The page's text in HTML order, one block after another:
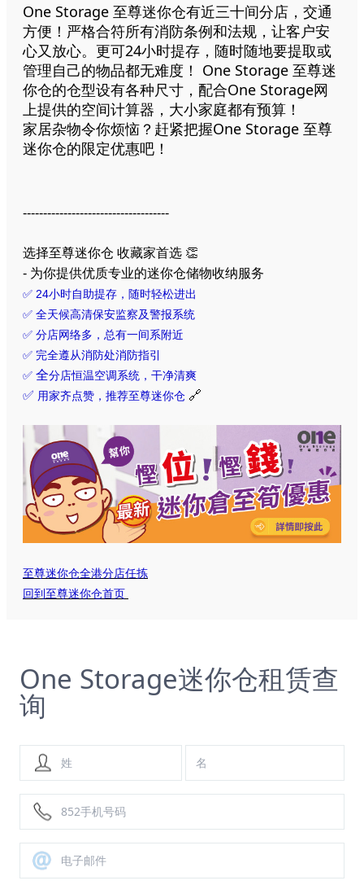
One Storage 至尊迷你仓有近三十间分店，交通
方便！严格合符所有消防条例和法规，让客户安
心又放心。更可24小时提存，随时随地要提取或
管理自己的物品都无难度！ One Storage 至尊迷
你仓的仓型设有各种尺寸，配合One Storage网
上提供的空间计算器，大小家庭都有预算！
家居杂物令你烦恼？赶紧把握One Storage 至尊
迷你仓的限定优惠吧！
------------------------------------
选择至尊迷你仓 收藏家首选 👏
- 为你提供优质专业的迷你仓储物收纳服务
✅ 24小时自助提存，随时轻松进出
✅ 全天候高清保安监察及警报系统
✅ 分店网络多，总有一间系附近
✅ 完全遵从消防处消防指引
✅ 全分店恒温空调系统，干净清爽
✅ 用家齐点赞，推荐至尊迷你仓 🔗
至尊迷你仓全港分店任拣
回到至尊迷你仓首页
One Storage迷你仓租赁查
询